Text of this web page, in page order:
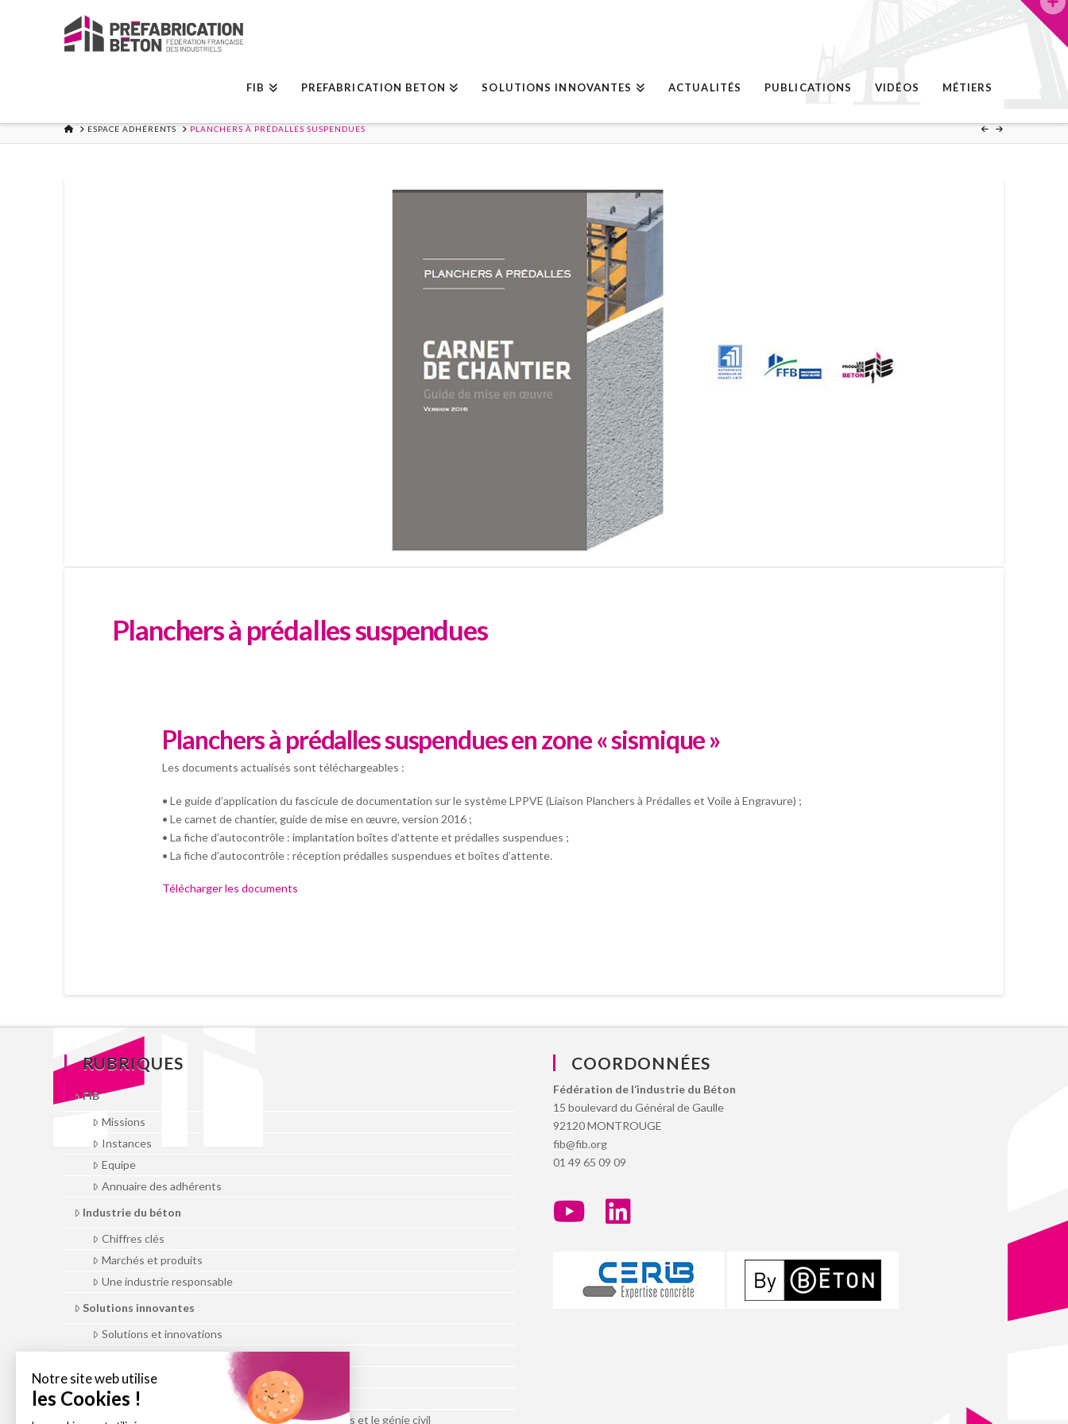
FIB PREFABRICATION BETON SOLUTIONS INNOVANTES ACTUALITÉS PUBLICATIONS VIDÉOS MÉTIERS
ACCUEIL
ESPACE ADHÉRENTS PLANCHERS À PRÉDALLES SUSPENDUES
Planchers à prédalles suspendues
Planchers à prédalles suspendues en zone « sismique »
Les documents actualisés sont téléchargeables :
• Le guide d’application du fascicule de documentation sur le système LPPVE (Liaison Planchers à Prédalles et Voile à Engravure) ;
• Le carnet de chantier, guide de mise en œuvre, version 2016 ;
• La fiche d’autocontrôle : implantation boîtes d’attente et prédalles suspendues ;
• La fiche d’autocontrôle : réception prédalles suspendues et boîtes d’attente.
Télécharger les documents
RUBRIQUES
FIB
Missions
Instances
Equipe
Annuaire des adhérents
Industrie du béton
Chiffres clés
Marchés et produits
Une industrie responsable
Solutions innovantes
Solutions et innovations
Bâtir intelligemment en milieu urbain
Le potentiel du BIM dans l’Industrie du Béton
La préfabrication béton – Le bon calcul
La préfabrication béton pour les travaux publics et le génie civil
COORDONNÉES
Fédération de l‘industrie du Béton
15 boulevard du Général de Gaulle
92120 MONTROUGE
fib@fib.org
01 49 65 09 09